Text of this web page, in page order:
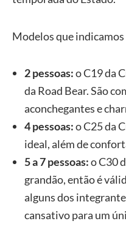
Modelos que indicamos
2 pessoas:o C19 da
da Road Bear. São
aconchegantes e
4 pessoas:o C25 da
ideal, além de
5 a 7 pessoas:o C30
grandão, então é
alguns dos
cansativo para um